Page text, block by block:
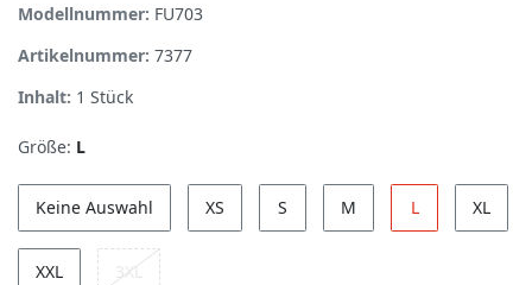
Modellnummer: FU703
Artikelnummer: 7377
Inhalt: 1 Stück
Größe: L
Keine Auswahl XS S M L XL
XXL 3XL